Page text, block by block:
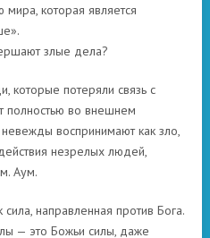
которая является
злые дела?
которые потеряли связь с
полностью во внешнем
невежды воспринимают как зло,
незрелых людей,
Аум.
сила, направленная против Бога.
— это Божьи силы, даже